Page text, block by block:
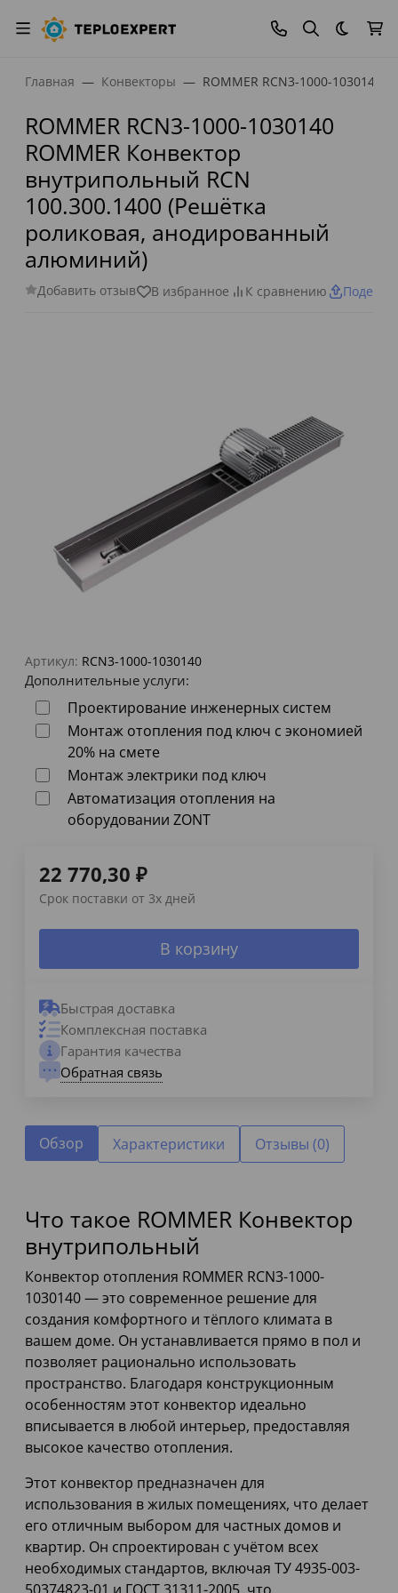
Темная
Главная Конвекторы ROMMER RCN3-1000-1030140
ROMMER RCN3-1000-1030140
ROMMER Конвектор
внутрипольный RCN
100.300.1400 (Решётка
роликовая, анодированный
алюминий)
Добавить отзыв В избранное К сравнению
Артикул: RCN3-1000-1030140
Дополнительные услуги:
Проектирование инженерных систем
Монтаж отопления под ключ с экономией
20% на смете
Монтаж электрики под ключ
Автоматизация отопления на
оборудовании ZONT
22 770,30 ₽
Срок поставки от 3х дней
В корзину
Быстрая доставка
Комплексная поставка
Гарантия качества
Обратная связь
Обзор Характеристики Отзывы (0)
Что такое ROMMER Конвектор
внутрипольный
Конвектор отопления ROMMER RCN3-1000-
1030140 — это современное решение для
создания комфортного и тёплого климата в
вашем доме. Он устанавливается прямо в пол и
позволяет рационально использовать
пространство. Благодаря конструкционным
особенностям этот конвектор идеально
вписывается в любой интерьер, предоставляя
высокое качество отопления.
Этот конвектор предназначен для
использования в жилых помещениях, что делает
его отличным выбором для частных домов и
квартир. Он спроектирован с учётом всех
необходимых стандартов, включая ТУ 4935-003-